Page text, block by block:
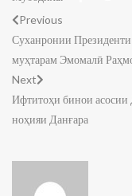
Previous
Суханронии
муҳтарам Эмомалӣ
Next
Ифтитоҳи бинои
ноҳияи Данғара